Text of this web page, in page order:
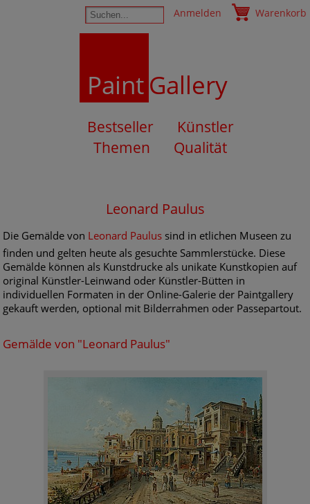
Anmelden Warenkorb
PaintGallery
Bestseller
Künstler
Themen
Qualität
Leonard Paulus
Die Gemälde von Leonard Paulus sind in etlichen Museen zu
finden und gelten heute als gesuchte Sammlerstücke. Diese
Gemälde können als Kunstdrucke als unikate Kunstkopien auf
original Künstler-Leinwand oder Künstler-Bütten in
individuellen Formaten in der Online-Galerie der Paintgallery
gekauft werden, optional mit Bilderrahmen oder Passepartout.
Gemälde von "Leonard Paulus"